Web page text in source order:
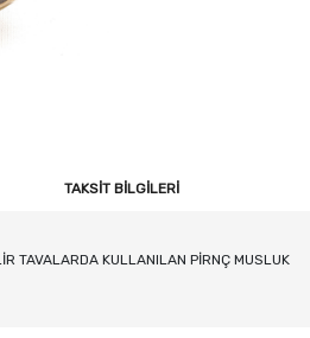
TAKSIT BILGILERI
TAVALARDA KULLANILAN PİRNÇ MUSLUK